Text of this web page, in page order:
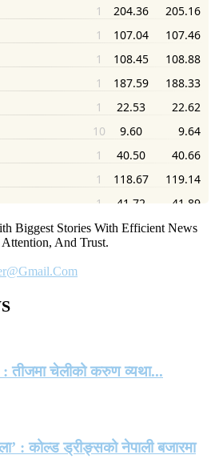
Biggest Stories With Efficient News
And Trust.
चेलीको करुण व्यथा...
: कोल्ड ड्रीङ्सको नेपाली बजारमा